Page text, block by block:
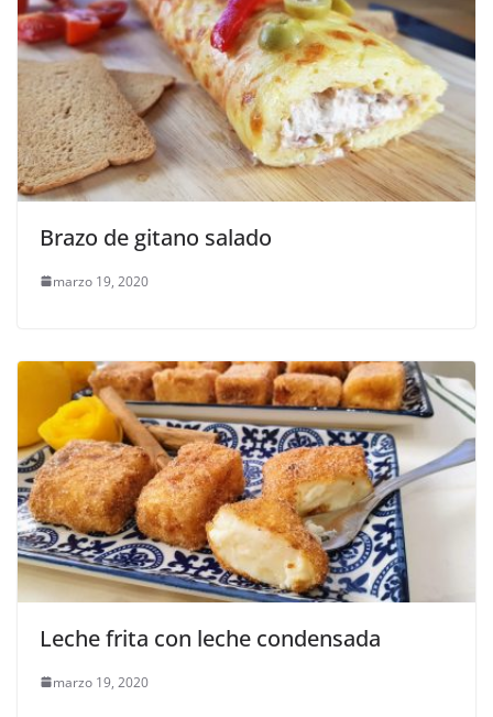
Brazo de gitano salado
marzo 19, 2020
Leche frita con leche condensada
marzo 19, 2020